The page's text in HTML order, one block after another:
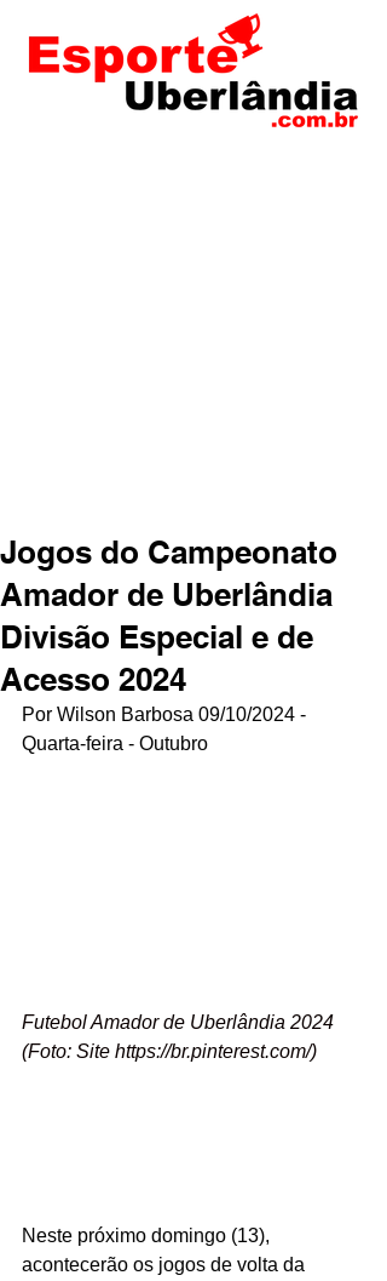
Jogos do Campeonato
Amador de Uberlândia
Divisão Especial e de
Acesso 2024
Por Wilson Barbosa 09/10/2024 -
Quarta-feira - Outubro
Futebol Amador de Uberlândia 2024
(Foto: Site https://br.pinterest.com/)
Neste próximo domingo (13),
acontecerão os jogos de volta da